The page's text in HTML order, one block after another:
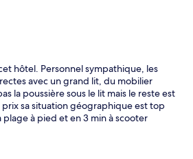
hôtel. Personnel sympathique, les
avec un grand lit, du mobilier
la poussière sous le lit mais le reste est
sa situation géographique est top
plage à pied et en 3 min à scooter